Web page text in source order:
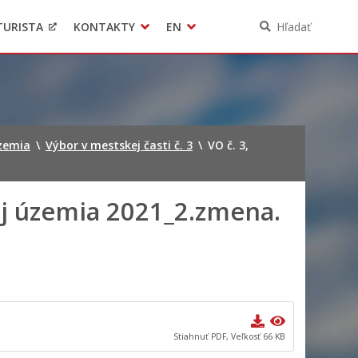
Pomoc pre Ukrajinu
Ochrana osobných údajov
3D model mesta Banská Bystrica
KONTAKTY EN
Contact
Hľadať
\ Výbor v mestskej časti č. 3 \ VO č. 3,
územia 2021_2.zmena.
Stiahnuť PDF, Veľkosť 66 KB